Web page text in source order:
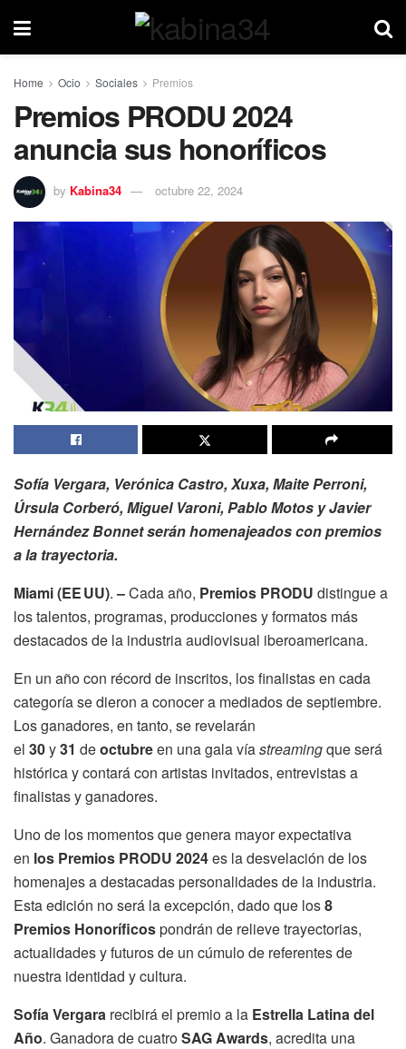
Home Ocio Sociales Premios
Premios PRODU 2024
anuncia sus honoríficos
by Kabina34 octubre 22, 2024
Sofía Vergara, Verónica Castro, Xuxa, Maite Perroni,
Úrsula Corberó, Miguel Varoni, Pablo Motos y Javier
Hernández Bonnet serán homenajeados con premios
a la trayectoria.
Miami (EE UU).–Cada año, Premios PRODU distingue a
los talentos, programas, producciones y formatos más
destacados de la industria audiovisual iberoamericana.
En un año con récord de inscritos, los finalistas en cada
categoría se dieron a conocer a mediados de septiembre.
Los ganadores, en tanto, se revelarán
el 30y31 deoctubreen una gala víastreamingque será
histórica y contará con artistas invitados, entrevistas a
finalistas y ganadores.
Uno de los momentos que genera mayor expectativa
en los Premios PRODU 2024es la desvelación de los
homenajes a destacadas personalidades de la industria.
Esta edición no será la excepción, dado que los8
Premios Honoríficospondrán de relieve trayectorias,
actualidades y futuros de un cúmulo de referentes de
nuestra identidad y cultura.
Sofía Vergara recibirá el premio a la Estrella Latina del
Año. Ganadora de cuatroSAG Awards, acredita una